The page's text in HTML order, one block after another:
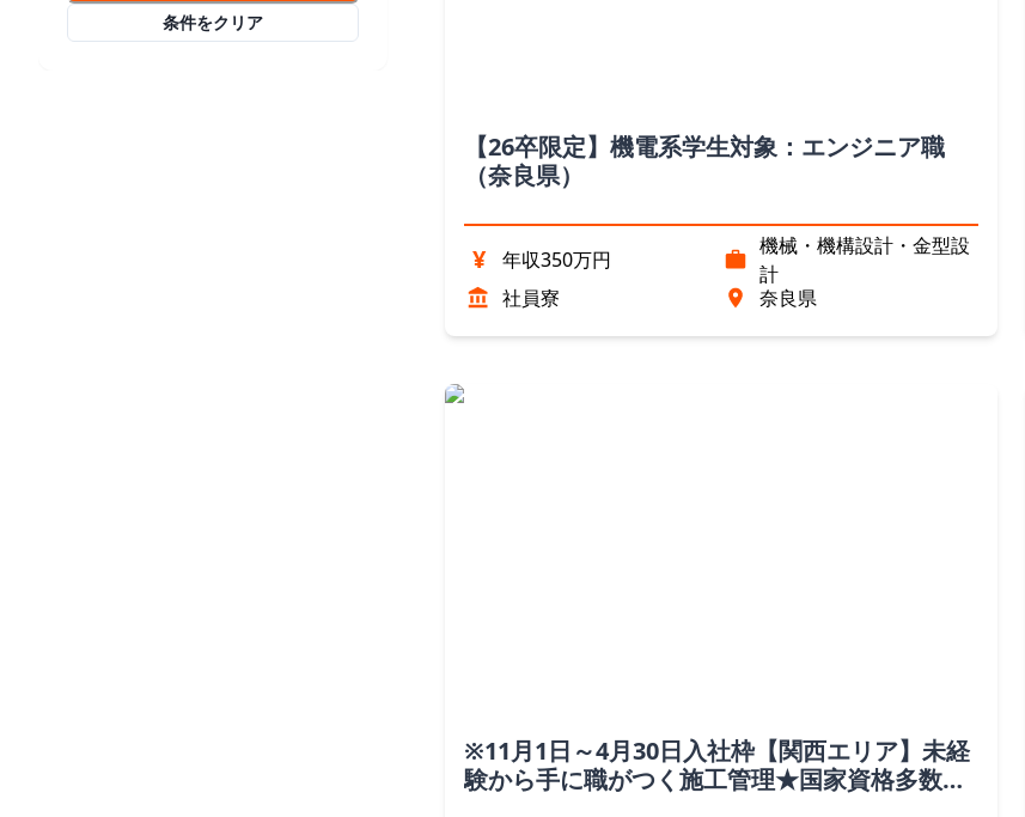
条件をクリア
【26卒限定】機電系学生対象：エンジニア職
（奈良県）
¥ 年収350万円
機械・機構設計・金型設
計
社員寮
奈良県
※11月1日～4月30日入社枠【関西エリア】未経
験から手に職がつく施工管理★国家資格多数